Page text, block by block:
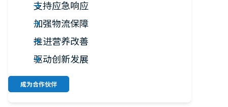
支持应急响应
加强物流保障
推进营养改善
驱动创新发展
成为合作伙伴